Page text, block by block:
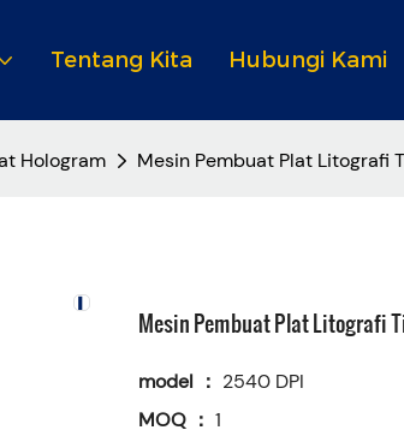
Tentang Kita Hubungi Kami
Hologram Mesin Pembuat Plat Litografi
Mesin Pembuat Plat Litografi
model ： 2540 DPI
MOQ ： 1